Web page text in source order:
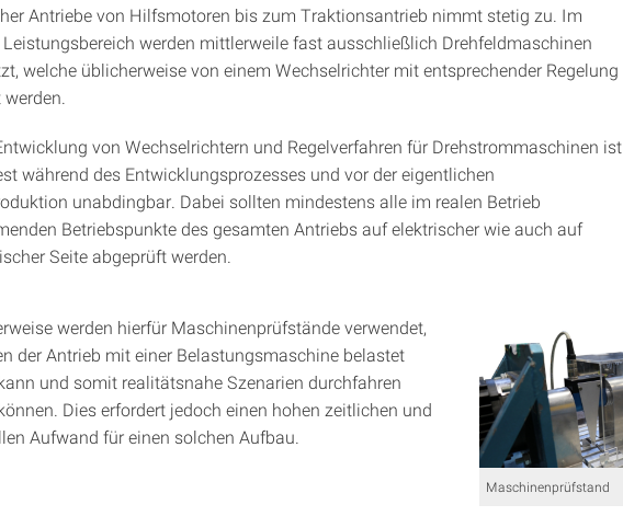
Antriebe von Hilfsmotoren bis zum Traktionsantrieb nimmt stetig zu. Im
Leistungsbereich werden mittlerweile fast ausschließlich Drehfeldmaschinen
welche üblicherweise von einem Wechselrichter mit entsprechender Regelung
von Wechselrichtern und Regelverfahren für Drehstrommaschinen ist
während des Entwicklungsprozesses und vor der eigentlichen
unabdingbar. Dabei sollten mindestens alle im realen Betrieb
Betriebspunkte des gesamten Antriebs auf elektrischer wie auch auf
Seite abgeprüft werden.
Maschinenprüfstand
werden hierfür Maschinenprüfstände verwendet,
der Antrieb mit einer Belastungsmaschine belastet
und somit realitätsnahe Szenarien durchfahren
Dies erfordert jedoch einen hohen zeitlichen und
Aufwand für einen solchen Aufbau.